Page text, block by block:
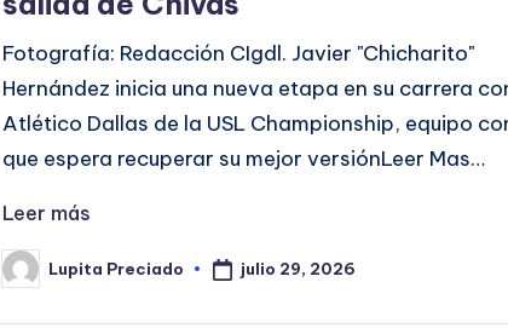
Fotografía: Redacción CIgdl. Javier "Chicharito"
Hernández inicia una nueva etapa en su carrera
Atlético Dallas de la USL Championship, equipo
que espera recuperar su mejor versiónLeer Mas…
Leer más
Publicado
por
Lupita Preciado julio 29, 2026